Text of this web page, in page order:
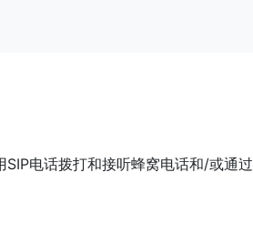
电话拨打和接听蜂窝电话和/或通过